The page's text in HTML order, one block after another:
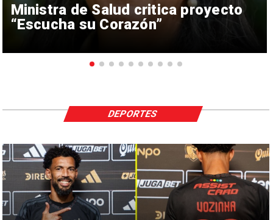
Ministra de Salud critica proyecto
“Escucha su Corazón”
DEPORTES